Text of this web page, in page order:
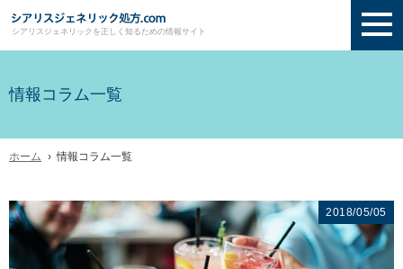
シアリスジェネリックを正しく知るための情報サイト
情報コラム一覧
ホーム › 情報コラム一覧
2018/05/05